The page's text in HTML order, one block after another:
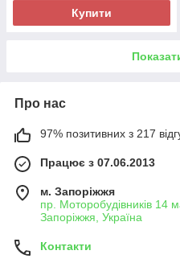
Купити
Про нас
97% позитивних з 217
Працює з 07.06.2013
м. Запоріжжя
пр. Моторобудівників 14
Запоріжжя, Україна
Контакти